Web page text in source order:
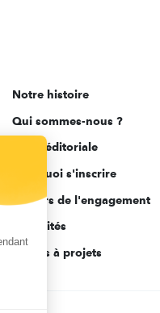
Notre histoire
Qui sommes-nous ?
Ligne éditoriale
Pourquoi s'inscrire
Acteurs de l'engagement
Actualités
Appels à projets